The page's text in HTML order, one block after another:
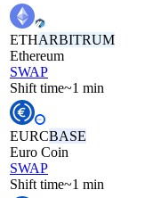
ETHARBITRUM
Ethereum
SWAP
Shift time~1 min
EURCBASE
Euro Coin
SWAP
Shift time~1 min